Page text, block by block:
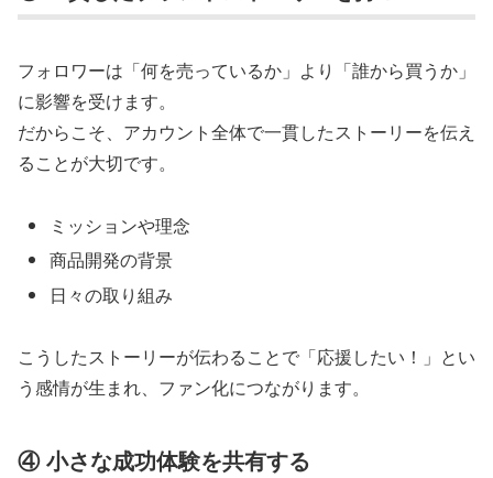
フォロワーは「何を売っているか」より「誰から買うか」
に影響を受けます。
だからこそ、アカウント全体で一貫したストーリーを伝え
ることが大切です。
ミッションや理念
商品開発の背景
日々の取り組み
こうしたストーリーが伝わることで「応援したい！」とい
う感情が生まれ、ファン化につながります。
④ 小さな成功体験を共有する